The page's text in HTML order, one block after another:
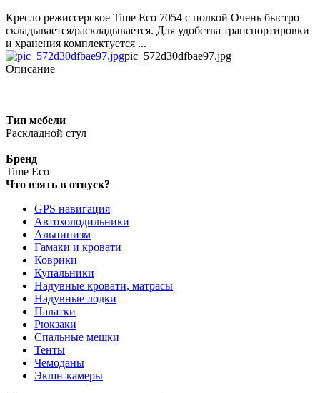
Кресло режиссерское Time Eco 7054 с полкой Очень быстро
складывается/раскладывается. Для удобства транспортировки
и хранения комплектуется ...
pic_572d30dfbae97.jpg
Описание
Тип мебели
Раскладной стул
Бренд
Time Eco
Что взять в отпуск?
GPS навигация
Автохолодильники
Альпинизм
Гамаки и кровати
Коврики
Купальники
Надувные кровати, матрасы
Надувные лодки
Палатки
Рюкзаки
Спальные мешки
Тенты
Чемоданы
Экшн-камеры